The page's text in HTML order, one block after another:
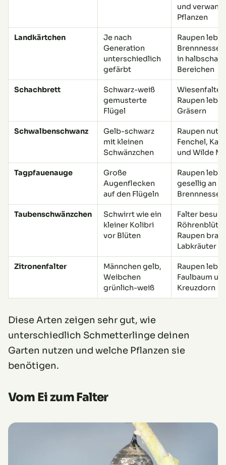
und
Pflanzen
Landkärtchen
Je nach
Generation
unterschiedlich
gefärbt
Raupen
in
Bereichen
Schachbrett
Schwarz-weiß
gemusterte
Flügel
Wiesenfalter,
Raupen
Gräsern
Schwalbenschwanz
Gelb-schwarz
mit kleinen
Schwänzchen
Raupen
Fenchel,
und Wilde
Tagpfauenauge
Große
Augenflecken
auf den Flügeln
Raupen
gesellig an
Taubenschwänzchen
Schwirrt wie ein
kleiner Kolibri
vor Blüten
Falter
Raupen
Labkräuter
Zitronenfalter
Männchen gelb,
Weibchen
grünlich-weiß
Raupen
Faulbaum
Kreuzdorn
Diese Arten zeigen sehr gut, wie
unterschiedlich Schmetterlinge deinen
Garten nutzen und welche Pflanzen sie
benötigen.
Vom Ei zum Falter